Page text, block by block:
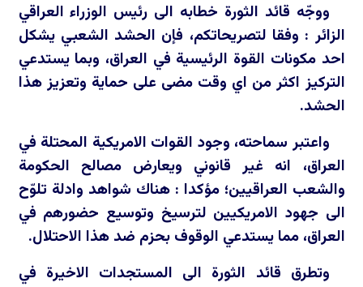
ووجّه قائد الثورة خطابه الى رئيس الوزراء العراقي
الزائر : وفقا لتصريحاتكم، فإن الحشد الشعبي يشكل
احد مكونات القوة الرئيسية في العراق، وبما يستدعي
التركيز اكثر من اي وقت مضى على حماية وتعزيز هذا
الحشد.
واعتبر سماحته، وجود القوات الامريكية المحتلة في
العراق، انه غير قانوني ويعارض مصالح الحكومة
والشعب العراقيين؛ مؤكدا : هناك شواهد وادلة تلوّح
الى جهود الامريكيين لترسيخ وتوسيع حضورهم في
العراق، مما يستدعي الوقوف بحزم ضد هذا الاحتلال.
وتطرق قائد الثورة الى المستجدات الاخيرة في